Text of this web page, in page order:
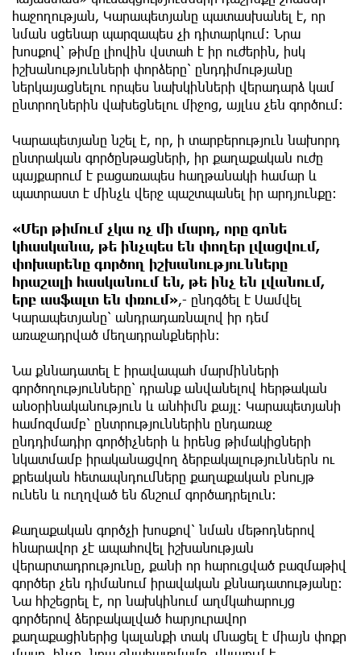
հաջողության, Կարապետյանը պատասխանել է, որ
նման սցենար պարզապես չի դիտարկում։ Նրա
խոսքով՝ թիմը լիովին վստահ է իր ուժերին, իսկ
իշխանությունների փորձերը՝ ընդդիմությանը
ներկայացնելու որպես նախկինների վերադարձ կամ
ընտրողներին վախեցնելու միջոց, այլևս չեն գործում։
Կարապետյանը նշել է, որ, ի տարբերություն նախորդ
ընտրական գործընթացների, իր քաղաքական ուժը
պայքարում է բացառապես հաղթանակի համար և
պատրաստ է մինչև վերջ պաշտպանել իր արդյունքը։
«Մեր թիմում չկա ոչ մի մարդ, որը գոնե
կհասկանա, թե ինչպես են փողեր լվացվում,
փոխարենը գործող իշխանությունները
հրաշալի հասկանում են, թե ինչ են լվանում,
երբ ասֆալտ են փռում» ,- ընդգծել է Սամվել
Կարապետյանը՝ անդրադառնալով իր դեմ
առաջադրված մեղադրանքներին։
Նա քննադատել է իրավապահ մարմինների
գործողությունները՝ դրանք անվանելով հերթական
անօրինականություն և անհիմն քայլ։ Կարապետյանի
համոզմամբ՝ ընտրություններին ընդառաջ
ընդդիմադիր գործիչների և իրենց թիմակիցների
նկատմամբ իրականացվող ձերբակալություններն ու
քրեական հետապնդումները քաղաքական բնույթ
ունեն և ուղղված են ճնշում գործադրելուն։
Քաղաքական գործչի խոսքով՝ նման մեթոդներով
հնարավոր չէ ապահովել իշխանության
վերարտադրությունը, քանի որ հարուցված բազմաթիվ
գործեր չեն դիմանում իրավական քննադատությանը։
Նա հիշեցրել է, որ նախկինում աղմկահարույց
գործերով ձերբակալված հարյուրավոր
քաղաքացիներից կալանքի տակ մնացել է միայն փոքր